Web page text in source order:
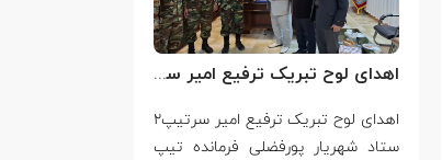
اهدای لوح تبریک ترفیع امیر سرتیپ۲ ستاد شهریار پورفضلی فرمانده تیپ ۳۶۴ شهید نصیرزاده نزاجا مستقر در مهاباد
اهدای لوح تبریک ترفیع امیر سرتیپ۲
ستاد شهریار پورفضلی فرمانده تیپ